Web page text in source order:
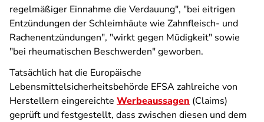
regelmäßiger Einnahme die Verdauung", "bei eitrigen
Entzündungen der Schleimhäute wie Zahnfleisch- und
Rachenentzündungen", "wirkt gegen Müdigkeit" sowie
"bei rheumatischen Beschwerden" geworben.
Tatsächlich hat die Europäische
Lebensmittelsicherheitsbehörde EFSA zahlreiche von
Herstellern eingereichte Werbeaussagen (Claims)
geprüft und festgestellt, dass zwischen diesen und dem